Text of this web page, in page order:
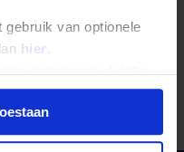
van optionele
hier .
moment voor de